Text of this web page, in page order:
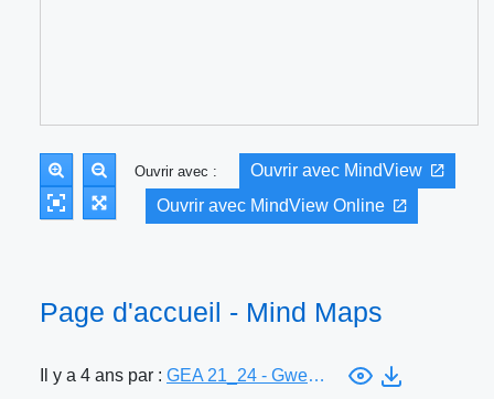
Ouvrir avec :
Ouvrir avec MindView
Ouvrir avec MindView Online
Page d'accueil - Mind Maps
Il y a 4 ans par : GEA 21_24 - Gwendal Ollivier